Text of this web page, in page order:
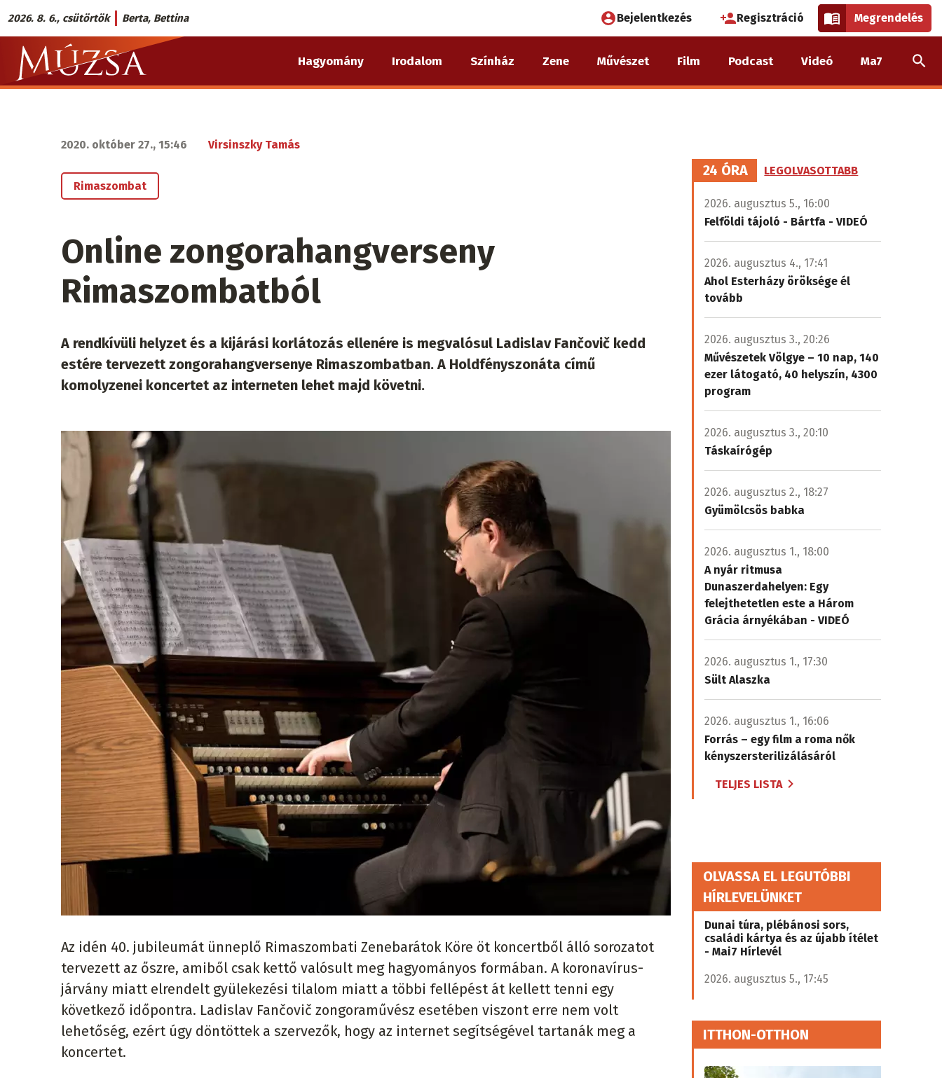
Ugrás
a
tartalomra
2026. 8. 6., csütörtök Berta, Bettina
Felhasználói
fiók
menüje
Bejelentkezés Regisztráció Megrendelés
Múzsa.sk
fő
Hagyomány Irodalom Színház Zene Művészet Film Podcast Videó Ma7
2020. október 27., 15:46 Virsinszky Tamás
Rimaszombat
Online zongorahangverseny
Rimaszombatból
A rendkívüli helyzet és a kijárási korlátozás ellenére is megvalósul Ladislav Fančovič kedd
estére tervezett zongorahangversenye Rimaszombatban. A Holdfényszonáta című
komolyzenei koncertet az interneten lehet majd követni.
Az idén 40. jubileumát ünneplő Rimaszombati Zenebarátok Köre öt koncertből álló sorozatot
tervezett az őszre, amiből csak kettő valósult meg hagyományos formában. A koronavírus-
járvány miatt elrendelt gyülekezési tilalom miatt a többi fellépést át kellett tenni egy
következő időpontra. Ladislav Fančovič zongoraművész esetében viszont erre nem volt
lehetőség, ezért úgy döntöttek a szervezők, hogy az internet segítségével tartanák meg a
koncertet.
24 ÓRA LEGOLVASOTTABB
2026. augusztus 5., 16:00
Felföldi tájoló - Bártfa - VIDEÓ
2026. augusztus 4., 17:41
Ahol Esterházy öröksége él
tovább
2026. augusztus 3., 20:26
Művészetek Völgye – 10 nap, 140
ezer látogató, 40 helyszín, 4300
program
2026. augusztus 3., 20:10
Táskaírógép
2026. augusztus 2., 18:27
Gyümölcsös babka
2026. augusztus 1., 18:00
A nyár ritmusa
Dunaszerdahelyen: Egy
felejthetetlen este a Három
Grácia árnyékában - VIDEÓ
2026. augusztus 1., 17:30
Sült Alaszka
2026. augusztus 1., 16:06
Forrás – egy film a roma nők
kényszersterilizálásáról
TELJES LISTA
OLVASSA EL LEGUTÓBBI
HÍRLEVELÜNKET
Dunai túra, plébánosi sors,
családi kártya és az újabb ítélet
- Mai7 Hírlevél
2026. augusztus 5., 17:45
ITTHON-OTTHON